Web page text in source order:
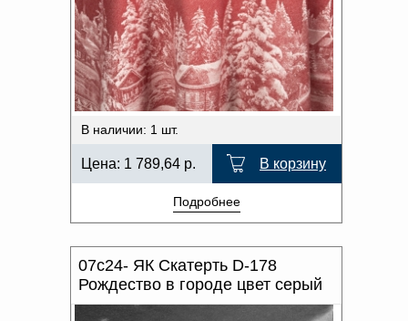
В наличии: 1 шт.
Цена: 1 789,64 р. В корзину
Подробнее
07с24- ЯК Скатерть D-178
Рождество в городе цвет серый